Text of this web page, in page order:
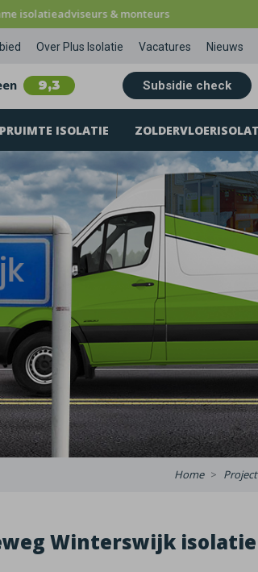
isolatieadviseurs & monteurs
Over Plus Isolatie Vacatures Nieuws
9,3 Subsidie check
ISOLATIE
Home
Winterswijk isolatie